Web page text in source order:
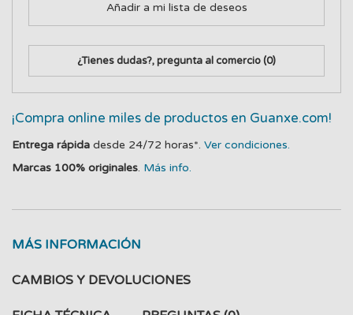
Añadir a mi lista de deseos
¿Tienes dudas?, pregunta al comercio(0)
¡Compra online miles de productos en Guanxe.com!
Entrega rápida desde 24/72 horas*. Ver condiciones.
Marcas 100% originales. Más info.
MÁS INFORMACIÓN
CAMBIOS Y DEVOLUCIONES